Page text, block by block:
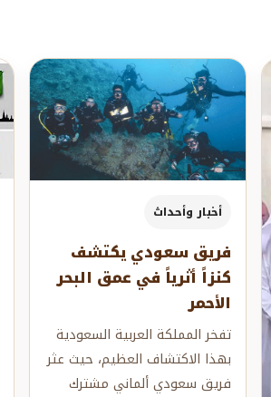
أخبار وأحداث
فريق سعودي يكتشف
كنزاً أثرياً في عمق البحر
الأحمر
تفخر المملكة العربية السعودية
بهذا الاكتشاف العظيم، حيث عثر
فريق سعودي ألماني مشترك